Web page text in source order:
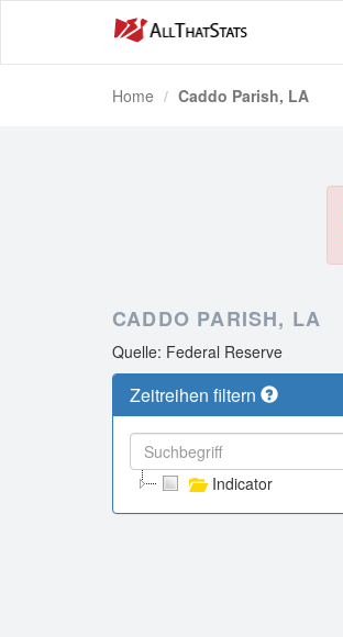
Home Caddo Parish, LA
CADDO PARISH, LA
Quelle: Federal Reserve
Zeitreihen filtern
Indicator